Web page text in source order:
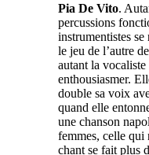
Pia De Vito.
percussions
instrumentistes se
le jeu de l’autre
autant la vocaliste
enthousiasmer.
double sa voix
quand elle
une chanson
femmes, celle qui
chant se fait plus